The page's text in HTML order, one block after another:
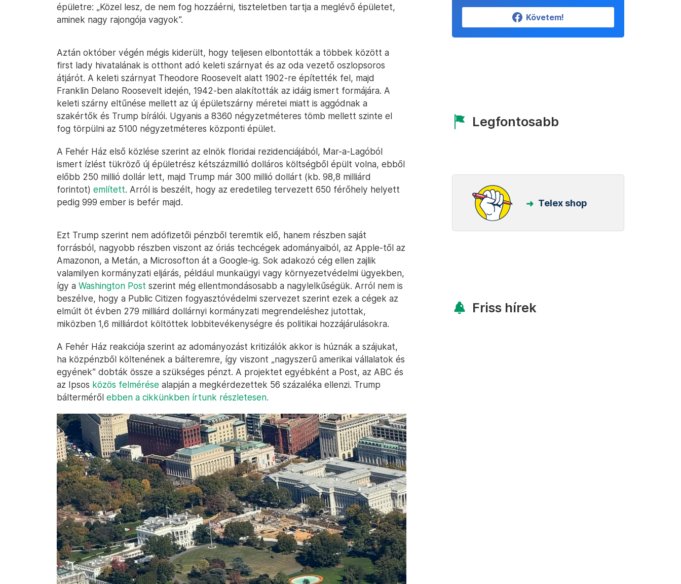
épületre: „Közel lesz, de nem fog hozzáérni, tiszteletben tartja a meglévő épületet,
aminek nagy rajongója vagyok”.
Aztán október végén mégis kiderült, hogy teljesen elbontották a többek között a
first lady hivatalának is otthont adó keleti szárnyat és az oda vezető oszlopsoros
átjárót. A keleti szárnyat Theodore Roosevelt alatt 1902-re építették fel, majd
Franklin Delano Roosevelt idején, 1942-ben alakították az idáig ismert formájára. A
keleti szárny eltűnése mellett az új épületszárny méretei miatt is aggódnak a
szakértők és Trump bírálói. Ugyanis a 8360 négyzetméteres tömb mellett szinte el
fog törpülni az 5100 négyzetméteres központi épület.
A Fehér Ház első közlése szerint az elnök floridai rezidenciájából, Mar-a-Lagóból
ismert ízlést tükröző új épületrész kétszázmillió dolláros költségből épült volna, ebből
előbb 250 millió dollár lett, majd Trump már 300 millió dollárt (kb. 98,8 milliárd
forintot) említett. Arról is beszélt, hogy az eredetileg tervezett 650 férőhely helyett
pedig 999 ember is befér majd.
Ezt Trump szerint nem adófizetői pénzből teremtik elő, hanem részben saját
forrásból, nagyobb részben viszont az óriás techcégek adományaiból, az Apple-től az
Amazonon, a Metán, a Microsofton át a Google-ig. Sok adakozó cég ellen zajlik
valamilyen kormányzati eljárás, például munkaügyi vagy környezetvédelmi ügyekben,
így a Washington Post szerint még ellentmondásosabb a nagylelkűségük. Arról nem is
beszélve, hogy a Public Citizen fogyasztóvédelmi szervezet szerint ezek a cégek az
elmúlt öt évben 279 milliárd dollárnyi kormányzati megrendeléshez jutottak,
miközben 1,6 milliárdot költöttek lobbitevékenységre és politikai hozzájárulásokra.
A Fehér Ház reakciója szerint az adományozást kritizálók akkor is húznák a szájukat,
ha közpénzből költenének a bálteremre, így viszont „nagyszerű amerikai vállalatok és
egyének” dobták össze a szükséges pénzt. A projektet egyébként a Post, az ABC és
az Ipsos közös felmérése alapján a megkérdezettek 56 százaléka ellenzi. Trump
bálterméről ebben a cikkünkben írtunk részletesen.
Követem!
Legfontosabb
Telex shop
Friss hírek